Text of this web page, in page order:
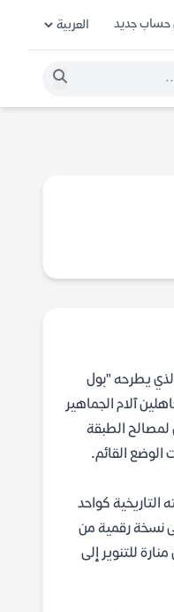
جديد
يطرحه "بول
آلام الجماهير
لمصالح الطبقة
الوضع القائم.
كواحد
نسخة رقمية من
للتنوير إلى